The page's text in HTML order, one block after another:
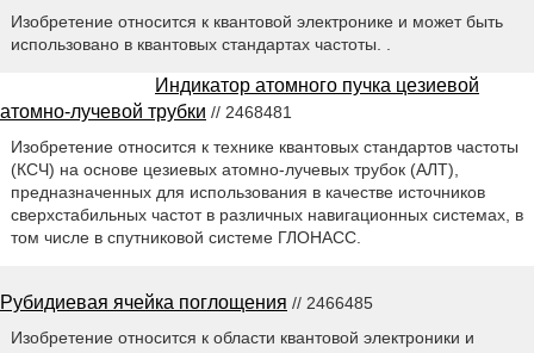
Изобретение относится к квантовой электронике и может быть
использовано в квантовых стандартах частоты. .
Индикатор атомного пучка цезиевой
атомно-лучевой трубки // 2468481
Изобретение относится к технике квантовых стандартов частоты
(КСЧ) на основе цезиевых атомно-лучевых трубок (АЛТ),
предназначенных для использования в качестве источников
сверхстабильных частот в различных навигационных системах, в
том числе в спутниковой системе ГЛОНАСС.
Рубидиевая ячейка поглощения // 2466485
Изобретение относится к области квантовой электроники и